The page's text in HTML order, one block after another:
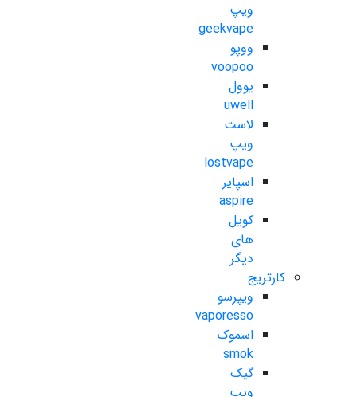
ویپ
geekvape
ووپو
voopoo
یوول
uwell
لاست
ویپ
lostvape
اسپایر
aspire
کویل
های
دیگر
کارتریج
ویپرسو
vaporesso
اسموک
smok
گیک
ویپ